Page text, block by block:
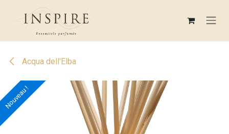
Acqua dell'Elba
Nouveau !